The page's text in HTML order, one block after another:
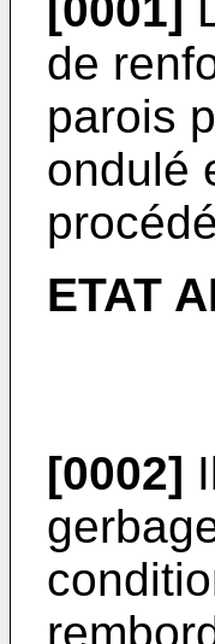
de
parois
ondulé
ETAT
[0002]